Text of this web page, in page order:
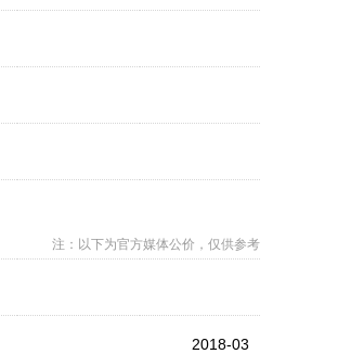
注：以下为官方媒体公价，仅供参考
2018-03